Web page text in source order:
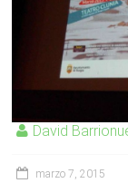
David
marzo 7, 2015